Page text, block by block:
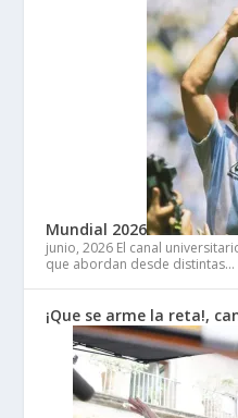
Mundial 2026
junio, 2026 El canal
que abordan desde distintas…
¡Que se arme la reta!,